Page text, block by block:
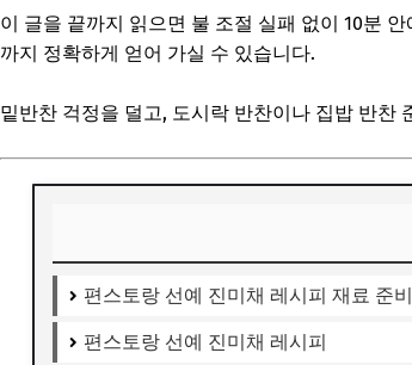
이 글을 끝까지 읽으면 불 조절 실패 없이 10분
까지 정확하게 얻어 가실 수 있습니다.
밑반찬 걱정을 덜고, 도시락 반찬이나 집밥 반찬
편스토랑 선예 진미채 레시피 재료 준비
편스토랑 선예 진미채 레시피